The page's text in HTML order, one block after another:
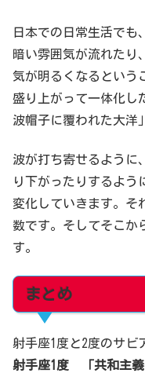
日本での日常生活でも
暗い雰囲気が流れたり
気が明るくなるという
盛り上がって一体化
波帽子に覆われた大洋
波が打ち寄せるように
り下がったりするよう
変化していきます。そ
数です。そしてそこか
す。
まとめ
射手座1度と2度のサビ
射手座1度 「共和主